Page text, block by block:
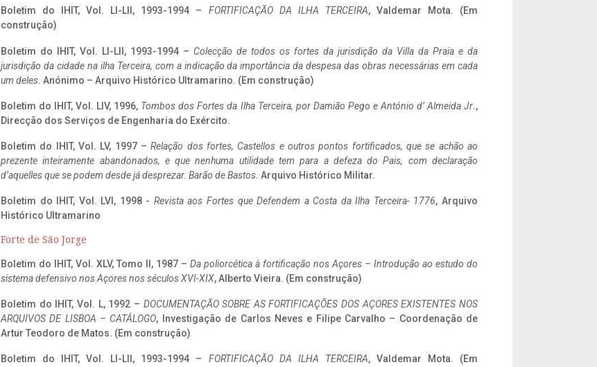
Boletim do IHIT, Vol. LI-LII, 1993-1994 – FORTIFICAÇÃO DA ILHA TERCEIRA, Valdemar Mota. (Em
construção)
Boletim do IHIT, Vol. LI-LII, 1993-1994 – Colecção de todos os fortes da jurisdição da Villa da Praia e da
jurisdição da cidade na ilha Terceira, com a indicação da importância da despesa das obras necessárias em cada
um deles. Anónimo – Arquivo Histórico Ultramarino. (Em construção)
Boletim do IHIT, Vol. LIV, 1996, Tombos dos Fortes da Ilha Terceira, por Damião Pego e António d’ Almeida Jr.,
Direcção dos Serviços de Engenharia do Exército.
Boletim do IHIT, Vol. LV, 1997 –Relação dos fortes, Castellos e outros pontos fortificados, que se achão ao
prezente inteiramente abandonados, e que nenhuma utilidade tem para a defeza do Pais, com declaração
d’aquelles que se podem desde já desprezar. Barão de Bastos. Arquivo Histórico Militar.
Boletim do IHIT, Vol. LVI, 1998 - Revista aos Fortes que Defendem a Costa da Ilha Terceira- 1776, Arquivo
Histórico Ultramarino
Forte de São Jorge
Boletim do IHIT, Vol. XLV, Tomo II, 1987 – Da poliorcética à fortificação nos Açores – Introdução ao estudo do
sistema defensivo nos Açores nos séculos XVI-XIX, Alberto Vieira. (Em construção)
Boletim do IHIT, Vol. L, 1992 – DOCUMENTAÇÃO SOBRE AS FORTIFICAÇÕES DOS AÇORES EXISTENTES NOS
ARQUIVOS DE LISBOA – CATÁLOGO, Investigação de Carlos Neves e Filipe Carvalho – Coordenação de
Artur Teodoro de Matos. (Em construção)
Boletim do IHIT, Vol. LI-LII, 1993-1994 – FORTIFICAÇÃO DA ILHA TERCEIRA, Valdemar Mota. (Em